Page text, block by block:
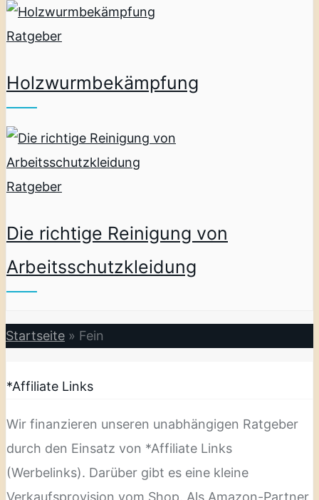
Ratgeber
Holzwurmbekämpfung
Ratgeber
Die richtige Reinigung von
Arbeitsschutzkleidung
Startseite » Fein
*Affiliate Links
Wir finanzieren unseren unabhängigen Ratgeber
durch den Einsatz von *Affiliate Links
(Werbelinks). Darüber gibt es eine kleine
Verkaufsprovision vom Shop. Als Amazon-Partner